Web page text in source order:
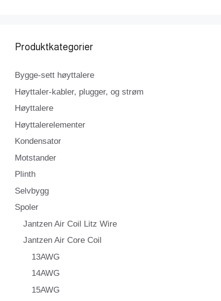
Produktkategorier
Bygge-sett høyttalere
Høyttaler-kabler, plugger, og strøm
Høyttalere
Høyttalerelementer
Kondensator
Motstander
Plinth
Selvbygg
Spoler
Jantzen Air Coil Litz Wire
Jantzen Air Core Coil
13AWG
14AWG
15AWG